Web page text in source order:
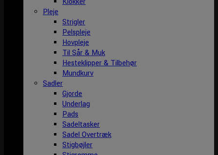
Pleje
Strigler
Pelspleje
Hovpleje
Til Sår & Muk
Hesteklipper & Tilbehør
Mundkurv
Sadler
Gjorde
Underlag
Pads
Sadeltasker
Sadel Overtræk
Stigbøjler